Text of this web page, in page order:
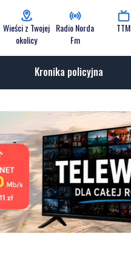
Wieści z Twojej
okolicy
Radio Norda
Fm
TTM
Kronika policyjna